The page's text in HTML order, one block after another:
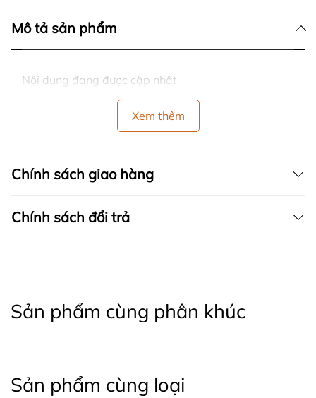
Mô tả sản phẩm
Nội dung đang được cập nhật
Xem thêm
Chính sách giao hàng
Chính sách đổi trả
Sản phẩm cùng phân khúc
Sản phẩm cùng loại